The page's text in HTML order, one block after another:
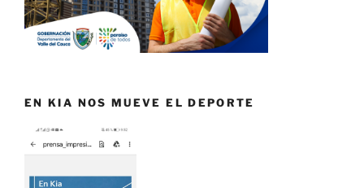
EN KIA NOS MUEVE EL DEPORTE